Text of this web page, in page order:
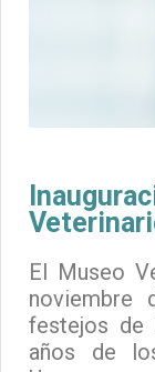
El Museo
festejos de
años de